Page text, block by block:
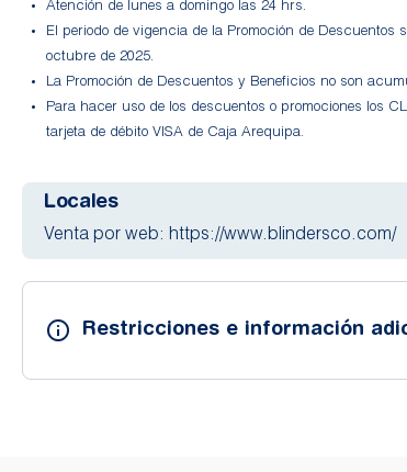
Atención de lunes a domingo las 24 hrs.
El periodo de vigencia de la Promoción de Descuentos
octubre de 2025.
La Promoción de Descuentos y Beneficios no son
Para hacer uso de los descuentos o promociones los
tarjeta de débito VISA de Caja Arequipa.
Locales
Venta por web: https://www.blindersco.com/
Restricciones e información